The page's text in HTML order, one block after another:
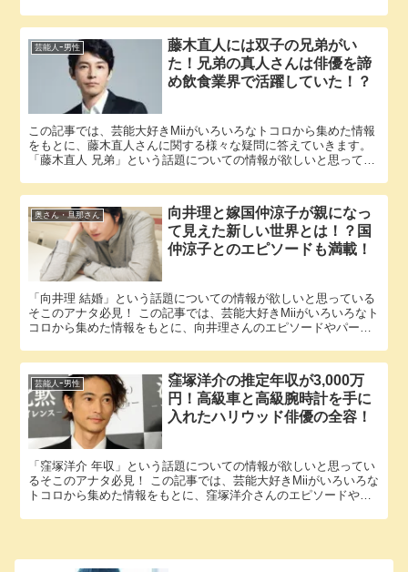
芸能人ｰ男性
藤木直人には双子の兄弟がい
た！兄弟の真人さんは俳優を諦
め飲食業界で活躍していた！？
この記事では、芸能大好きMiiがいろいろなトコロから集めた情報
をもとに、藤木直人さんに関する様々な疑問に答えていきます。
「藤木直人 兄弟」という話題についての情報が欲しいと思ってい
奥さん・旦那さん
向井理と嫁国仲涼子が親になっ
て見えた新しい世界とは！？国
仲涼子とのエピソードも満載！
「向井理 結婚」という話題についての情報が欲しいと思っている
そこのアナタ必見！ この記事では、芸能大好きMiiがいろいろなト
コロから集めた情報をもとに、向井理さんのエピソードやパート
芸能人ｰ男性
窪塚洋介の推定年収が3,000万
円！高級車と高級腕時計を手に
入れたハリウッド俳優の全容！
「窪塚洋介 年収」という話題についての情報が欲しいと思ってい
るそこのアナタ必見！ この記事では、芸能大好きMiiがいろいろな
トコロから集めた情報をもとに、窪塚洋介さんのエピソードや子